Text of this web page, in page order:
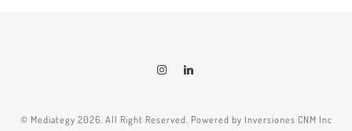
© Mediategy 2026. All Right Reserved. Powered by Inversiones CNM Inc